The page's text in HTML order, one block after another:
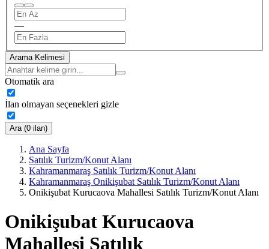
—
Arama Kelimesi
Otomatik ara
İlan olmayan seçenekleri gizle
Ara (0 ilan)
Ana Sayfa
Satılık Turizm/Konut Alanı
Kahramanmaraş Satılık Turizm/Konut Alanı
Kahramanmaraş Onikişubat Satılık Turizm/Konut Alanı
Onikişubat Kurucaova Mahallesi Satılık Turizm/Konut Alanı
Onikişubat Kurucaova
Mahallesi Satılık